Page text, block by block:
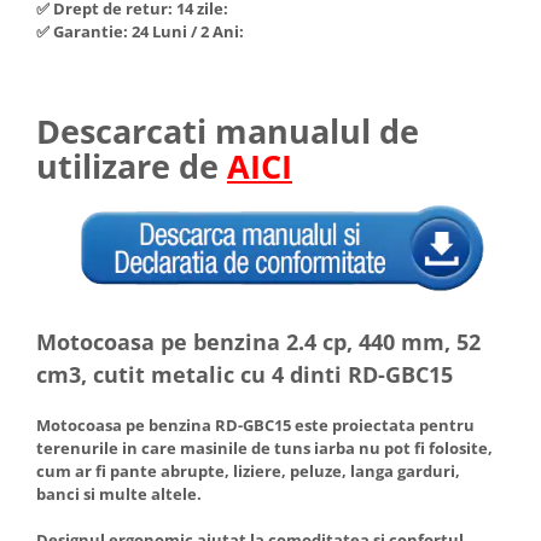
Nivela de masurat
Pistoale de vopsit
Prelungitoare
Polizoare electrice de banc si
unghiulare
Rindele si freze pentru lemn
pornire
Suflante cu aer cald
Strungurii
Scule cu acumulator
Hote Telescopice
Hote Country
Hote Insula
Hote Cupolare
Accesorii, consumabile hote
Masini de tocat carne
Masini de carnati ( CARNATARI )
Masini de spalat vase incorporabile
Masini de spalat vase
Masini de spalat rufe
Masini de spalat rufe frontale
✅ Drept de retur: 14 zile:
✅ Garantie: 24 Luni / 2 Ani:
Descarcati manualul de
utilizare de AICI
Motocoasa pe benzina 2.4 cp, 440 mm, 52
cm3, cutit metalic cu 4 dinti RD-GBC15
Motocoasa pe benzina RD-GBC15 este proiectata pentru
terenurile in care masinile de tuns iarba nu pot fi folosite,
cum ar fi pante abrupte, liziere, peluze, langa garduri,
banci si multe altele.